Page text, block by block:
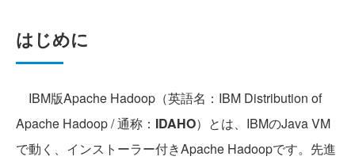
はじめに
IBM版Apache Hadoop（英語名：IBM Distribution of
Apache Hadoop / 通称： IDAHO）とは、IBMのJava VM
で動く、インストーラー付きApache Hadoopです。先進